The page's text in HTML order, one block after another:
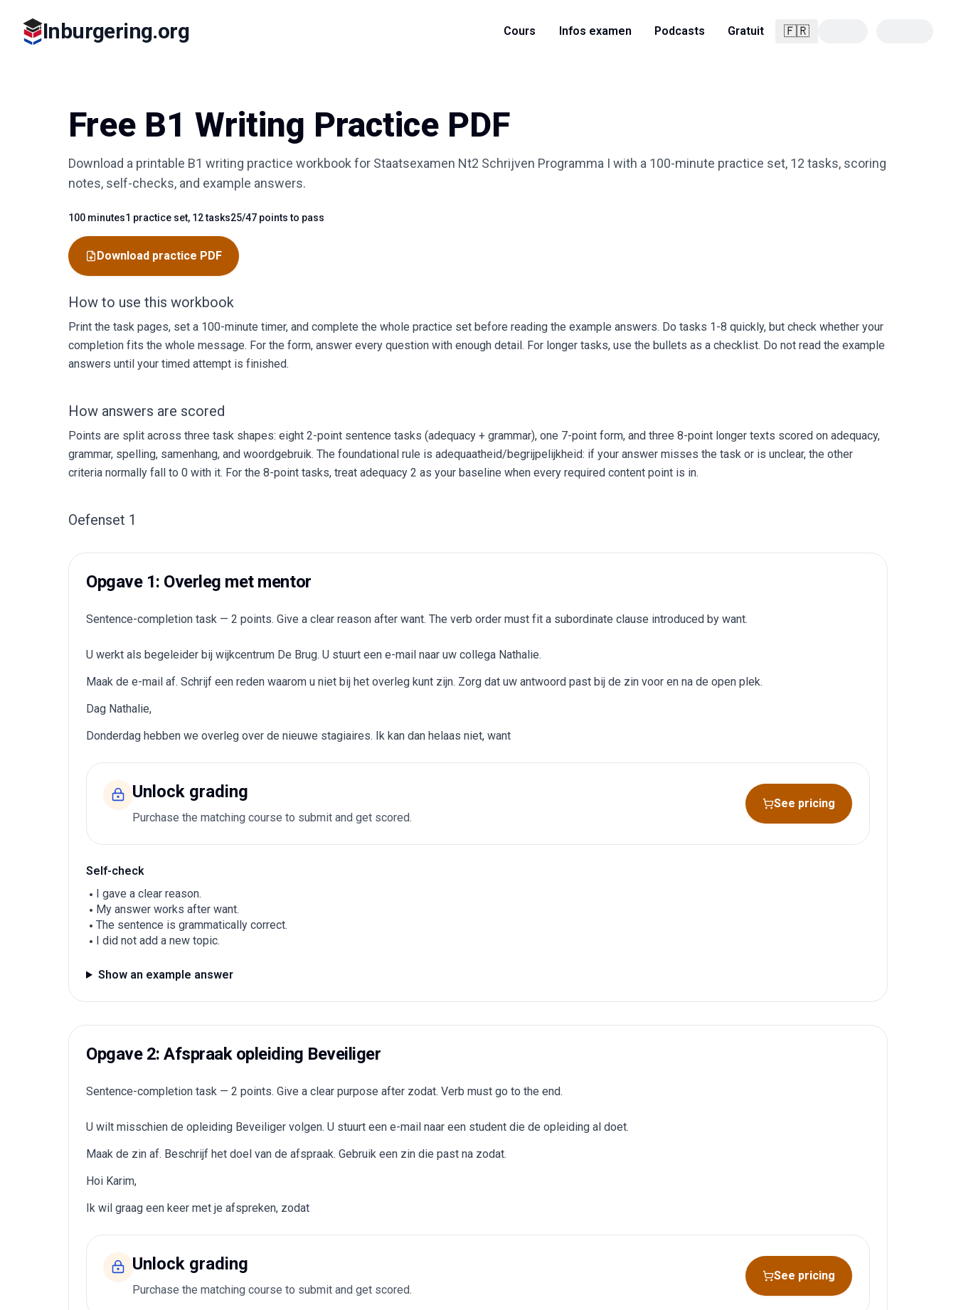
Inburgering.org Cours Infos examen Podcasts Gratuit 🇫🇷Français
Free B1 Writing Practice PDF
Download a printable B1 writing practice workbook for Staatsexamen Nt2 Schrijven Programma I with a 100-minute practice set, 12 tasks, scoring
notes, self-checks, and example answers.
Fact
100 minutes
Fact
1 practice set, 12 tasks
Fact
25/47 points to pass
Download practice PDF
How to use this workbook
Print the task pages, set a 100-minute timer, and complete the whole practice set before reading the example answers. Do tasks 1-8 quickly, but check whether your
completion fits the whole message. For the form, answer every question with enough detail. For longer tasks, use the bullets as a checklist. Do not read the example
answers until your timed attempt is finished.
How answers are scored
Points are split across three task shapes: eight 2-point sentence tasks (adequacy + grammar), one 7-point form, and three 8-point longer texts scored on adequacy,
grammar, spelling, samenhang, and woordgebruik. The foundational rule is adequaatheid/begrijpelijkheid: if your answer misses the task or is unclear, the other
criteria normally fall to 0 with it. For the 8-point tasks, treat adequacy 2 as your baseline when every required content point is in.
Oefenset 1
Opgave 1: Overleg met mentor
Sentence-completion task — 2 points. Give a clear reason after want. The verb order must fit a subordinate clause introduced by want.
U werkt als begeleider bij wijkcentrum De Brug. U stuurt een e-mail naar uw collega Nathalie.
Maak de e-mail af. Schrijf een reden waarom u niet bij het overleg kunt zijn. Zorg dat uw antwoord past bij de zin voor en na de open plek.
Dag Nathalie,
Donderdag hebben we overleg over de nieuwe stagiaires. Ik kan dan helaas niet, want
Unlock grading
Purchase the matching course to submit and get scored.
See pricing
Self-check
I gave a clear reason.
My answer works after want.
The sentence is grammatically correct.
I did not add a new topic.
Show an example answer
Opgave 2: Afspraak opleiding Beveiliger
Sentence-completion task — 2 points. Give a clear purpose after zodat. Verb must go to the end.
U wilt misschien de opleiding Beveiliger volgen. U stuurt een e-mail naar een student die de opleiding al doet.
Maak de zin af. Beschrijf het doel van de afspraak. Gebruik een zin die past na zodat.
Hoi Karim,
Ik wil graag een keer met je afspreken, zodat
Unlock grading
Purchase the matching course to submit and get scored.
See pricing